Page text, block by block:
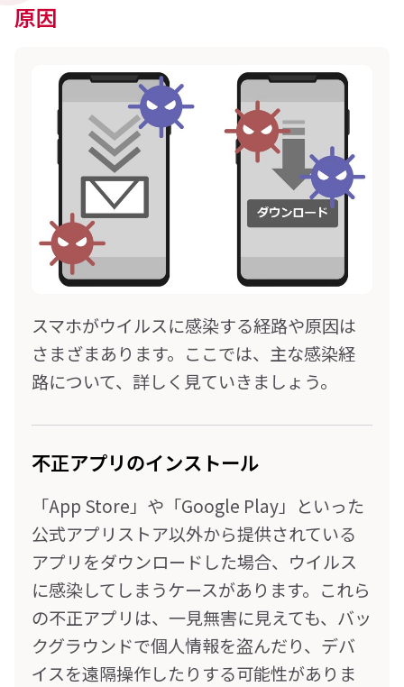
原因
スマホがウイルスに感染する経路や原因は
さまざまあります。ここでは、主な感染経
路について、詳しく見ていきましょう。
不正アプリのインストール
「App Store」や「Google Play」といった
公式アプリストア以外から提供されている
アプリをダウンロードした場合、ウイルス
に感染してしまうケースがあります。これら
の不正アプリは、一見無害に見えても、バッ
クグラウンドで個人情報を盗んだり、デバ
イスを遠隔操作したりする可能性がありま